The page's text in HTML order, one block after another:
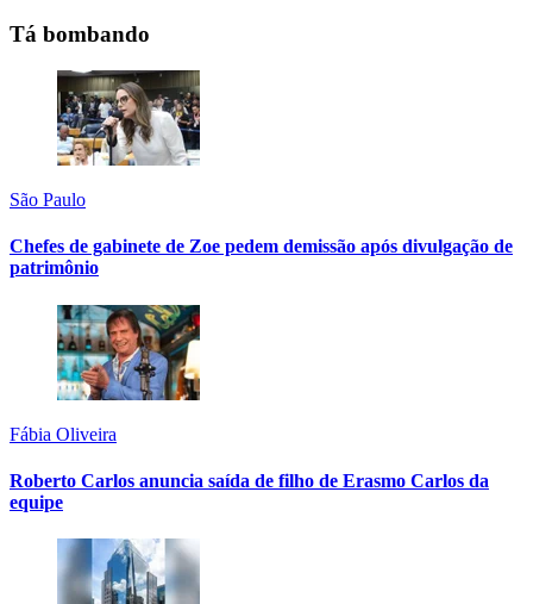
Tá bombando
São Paulo
Chefes de gabinete de Zoe pedem demissão após divulgação de
patrimônio
Fábia Oliveira
Roberto Carlos anuncia saída de filho de Erasmo Carlos da
equipe